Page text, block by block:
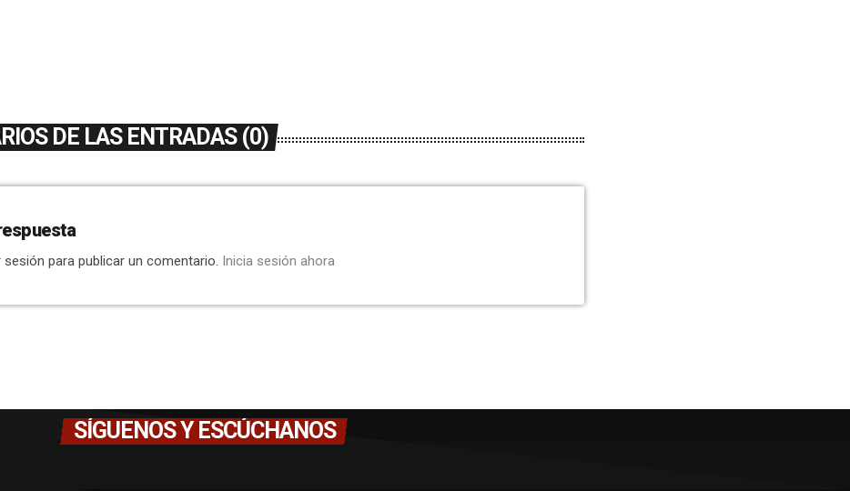
DE LAS ENTRADAS (0)
sesión para publicar un comentario. Inicia sesión ahora
SÍGUENOS Y ESCÚCHANOS